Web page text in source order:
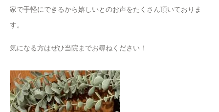
家で手軽にできるから嬉しいとのお声をたくさん頂いておりま
す。
気になる方はぜひ当院までお尋ねください！